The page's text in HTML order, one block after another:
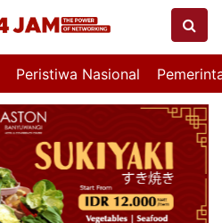
Peristiwa Nasional